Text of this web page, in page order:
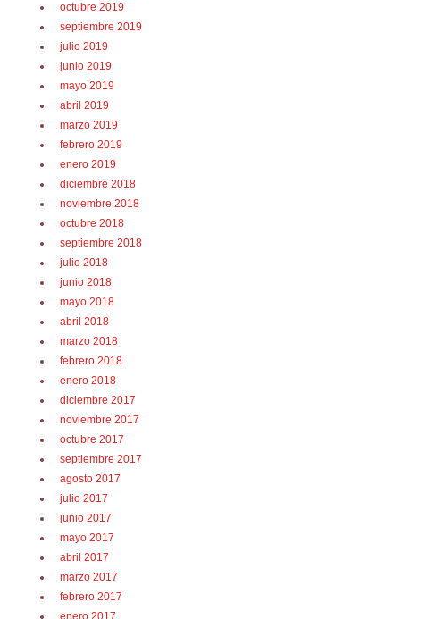
octubre 2019
septiembre 2019
julio 2019
junio 2019
mayo 2019
abril 2019
marzo 2019
febrero 2019
enero 2019
diciembre 2018
noviembre 2018
octubre 2018
septiembre 2018
julio 2018
junio 2018
mayo 2018
abril 2018
marzo 2018
febrero 2018
enero 2018
diciembre 2017
noviembre 2017
octubre 2017
septiembre 2017
agosto 2017
julio 2017
junio 2017
mayo 2017
abril 2017
marzo 2017
febrero 2017
enero 2017